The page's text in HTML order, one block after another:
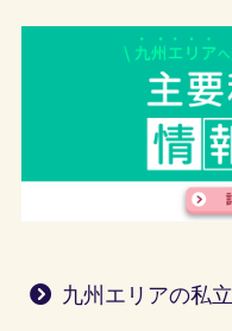
九州エリアの私